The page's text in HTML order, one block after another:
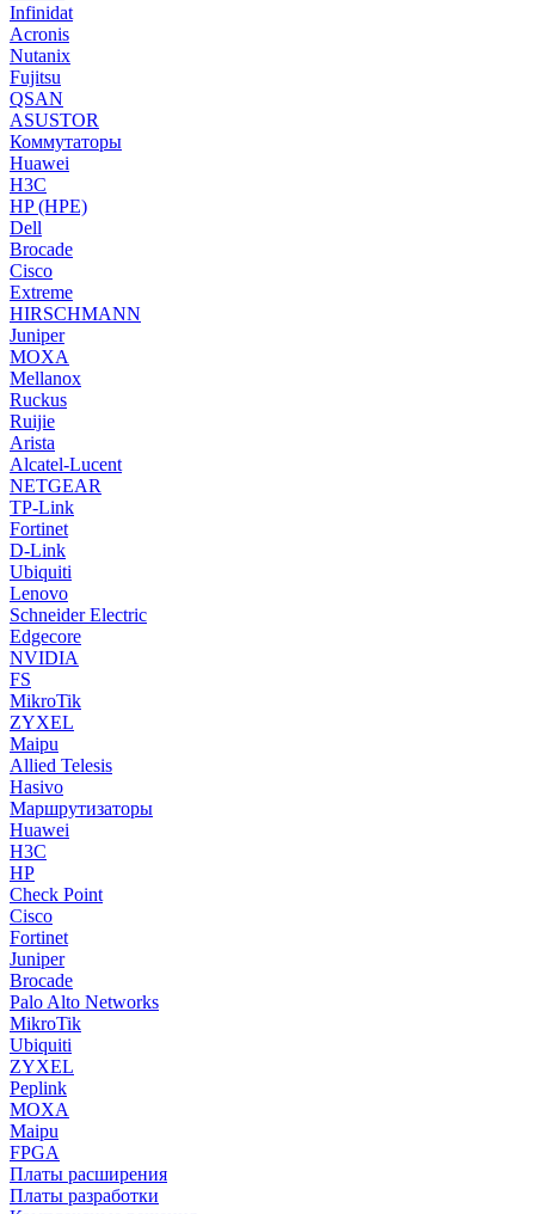
Infinidat
Acronis
Nutanix
Fujitsu
QSAN
ASUSTOR
Коммутаторы
Huawei
H3C
HP (HPE)
Dell
Brocade
Cisco
Extreme
HIRSCHMANN
Juniper
MOXA
Mellanox
Ruckus
Ruijie
Arista
Alcatel-Lucent
NETGEAR
TP-Link
Fortinet
D-Link
Ubiquiti
Lenovo
Schneider Electric
Edgecore
NVIDIA
FS
MikroTik
ZYXEL
Maipu
Allied Telesis
Hasivo
Маршрутизаторы
Huawei
H3C
HP
Check Point
Cisco
Fortinet
Juniper
Brocade
Palo Alto Networks
MikroTik
Ubiquiti
ZYXEL
Peplink
MOXA
Maipu
FPGA
Платы расширения
Платы разработки